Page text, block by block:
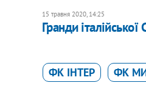
15 травня 2020, 14:25
Гранди
ФК ІНТЕР ФК